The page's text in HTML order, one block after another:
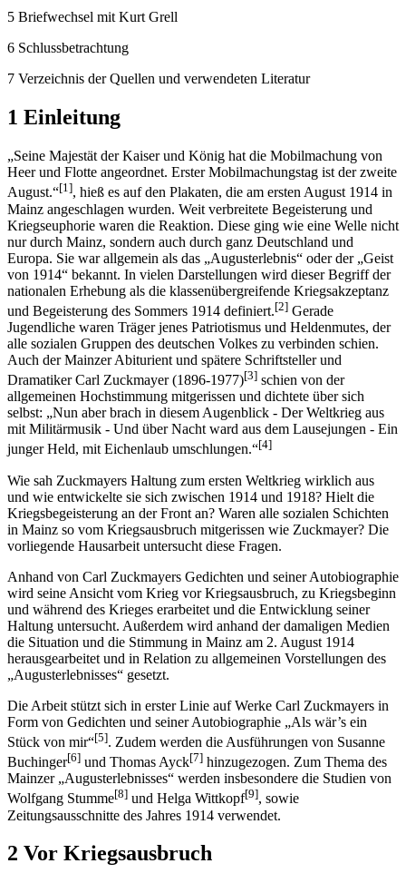
5 Briefwechsel mit Kurt Grell
6 Schlussbetrachtung
7 Verzeichnis der Quellen und verwendeten Literatur
1 Einleitung
„Seine Majestät der Kaiser und König hat die Mobilmachung von
Heer und Flotte angeordnet. Erster Mobilmachungstag ist der zweite
August.“[1], hieß es auf den Plakaten, die am ersten August 1914 in
Mainz angeschlagen wurden. Weit verbreitete Begeisterung und
Kriegseuphorie waren die Reaktion. Diese ging wie eine Welle nicht
nur durch Mainz, sondern auch durch ganz Deutschland und
Europa. Sie war allgemein als das „Augusterlebnis“ oder der „Geist
von 1914“ bekannt. In vielen Darstellungen wird dieser Begriff der
nationalen Erhebung als die klassenübergreifende Kriegsakzeptanz
und Begeisterung des Sommers 1914 definiert.[2] Gerade
Jugendliche waren Träger jenes Patriotismus und Heldenmutes, der
alle sozialen Gruppen des deutschen Volkes zu verbinden schien.
Auch der Mainzer Abiturient und spätere Schriftsteller und
Dramatiker Carl Zuckmayer (1896-1977)[3] schien von der
allgemeinen Hochstimmung mitgerissen und dichtete über sich
selbst: „Nun aber brach in diesem Augenblick - Der Weltkrieg aus
mit Militärmusik - Und über Nacht ward aus dem Lausejungen - Ein
junger Held, mit Eichenlaub umschlungen.“[4]
Wie sah Zuckmayers Haltung zum ersten Weltkrieg wirklich aus
und wie entwickelte sie sich zwischen 1914 und 1918? Hielt die
Kriegsbegeisterung an der Front an? Waren alle sozialen Schichten
in Mainz so vom Kriegsausbruch mitgerissen wie Zuckmayer? Die
vorliegende Hausarbeit untersucht diese Fragen.
Anhand von Carl Zuckmayers Gedichten und seiner Autobiographie
wird seine Ansicht vom Krieg vor Kriegsausbruch, zu Kriegsbeginn
und während des Krieges erarbeitet und die Entwicklung seiner
Haltung untersucht. Außerdem wird anhand der damaligen Medien
die Situation und die Stimmung in Mainz am 2. August 1914
herausgearbeitet und in Relation zu allgemeinen Vorstellungen des
„Augusterlebnisses“ gesetzt.
Die Arbeit stützt sich in erster Linie auf Werke Carl Zuckmayers in
Form von Gedichten und seiner Autobiographie „Als wär’s ein
Stück von mir“[5]. Zudem werden die Ausführungen von Susanne
Buchinger[6] und Thomas Ayck[7] hinzugezogen. Zum Thema des
Mainzer „Augusterlebnisses“ werden insbesondere die Studien von
Wolfgang Stumme[8] und Helga Wittkopf[9], sowie
Zeitungsausschnitte des Jahres 1914 verwendet.
2 Vor Kriegsausbruch